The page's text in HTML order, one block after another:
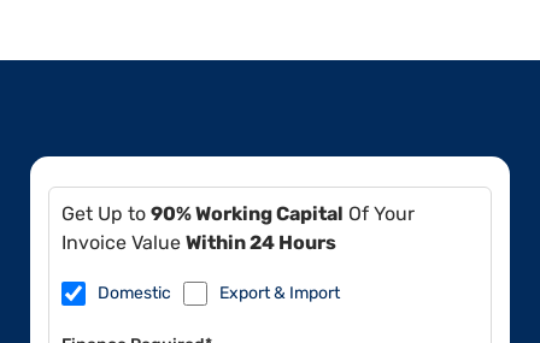
Get Up to 90% Working Capital Of Your
Invoice Value Within 24 Hours
Domestic Export & Import